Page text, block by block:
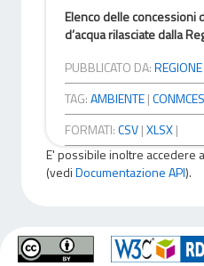
Elenco delle concessioni
d’acqua rilasciate dalla
PUBBLICATO DA:
TAG:AMBIENTE|
FORMATI:CSV|XLSX|
E' possibile inoltre accedere
(vediDocumentazione API).